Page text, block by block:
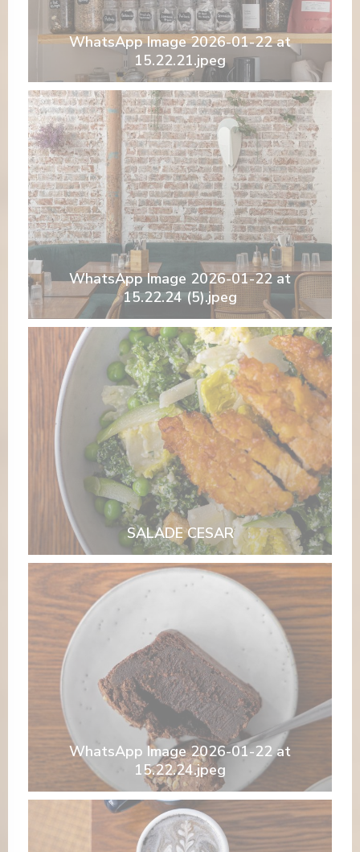
WhatsApp Image 2026-01-22 at
15.22.21.jpeg
WhatsApp Image 2026-01-22 at
15.22.24 (5).jpeg
SALADE CESAR
WhatsApp Image 2026-01-22 at
15.22.24.jpeg